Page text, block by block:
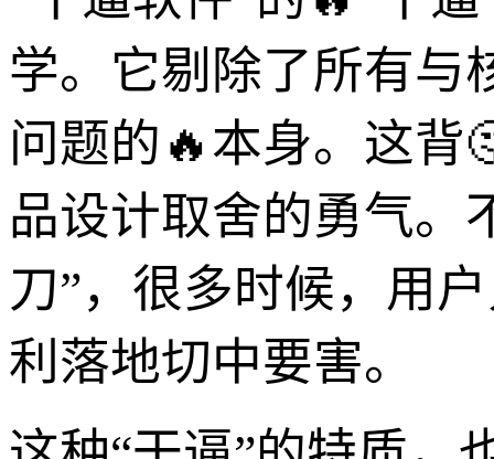
学。它剔除了所有与
问题的🔥本身。这背
品设计取舍的勇气。
刀”，很多时候，用
利落地切中要害。